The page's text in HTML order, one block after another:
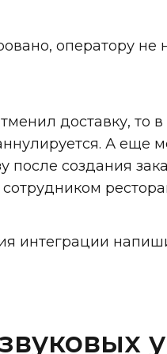
оператору
доставку, то
А еще
после создания
интеграции